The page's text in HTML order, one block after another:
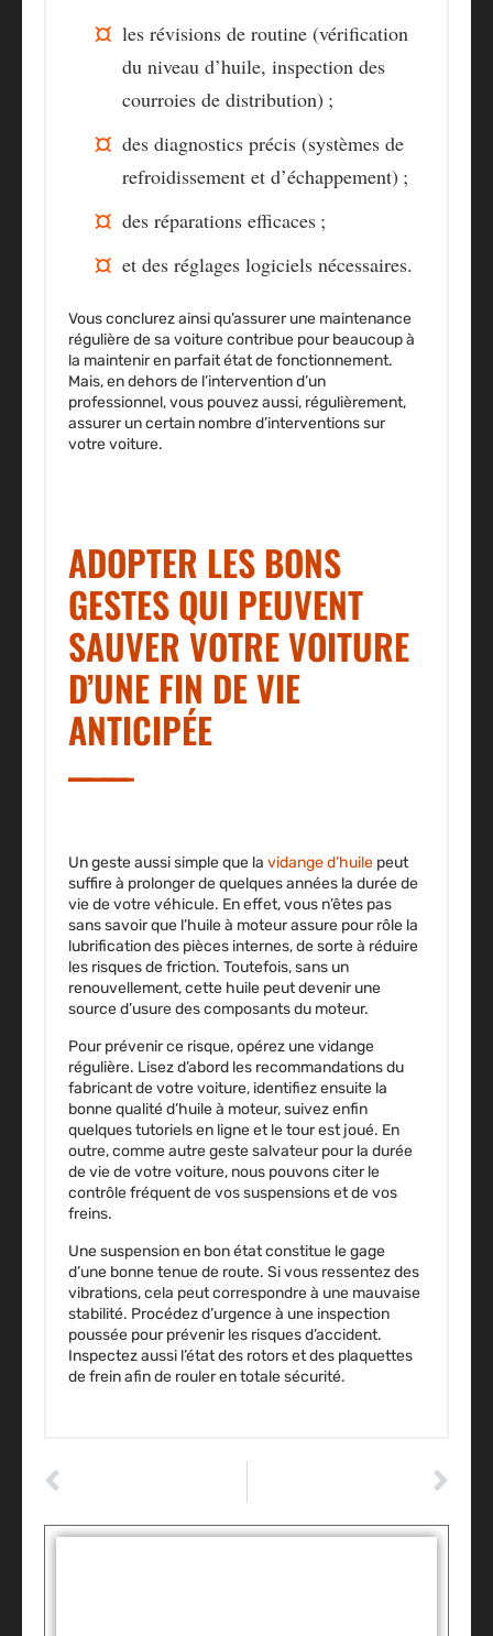
les révisions de routine (vérification
du niveau d’huile, inspection des
courroies de distribution) ;
des diagnostics précis (systèmes de
refroidissement et d’échappement) ;
des réparations efficaces ;
et des réglages logiciels nécessaires.
Vous conclurez ainsi qu’assurer une maintenance
régulière de sa voiture contribue pour beaucoup à
la maintenir en parfait état de fonctionnement.
Mais, en dehors de l’intervention d’un
professionnel, vous pouvez aussi, régulièrement,
assurer un certain nombre d’interventions sur
votre voiture.
ADOPTER LES BONS
GESTES QUI PEUVENT
SAUVER VOTRE VOITURE
D’UNE FIN DE VIE
ANTICIPÉE
Un geste aussi simple que la vidange d’huile peut
suffire à prolonger de quelques années la durée de
vie de votre véhicule. En effet, vous n’êtes pas
sans savoir que l’huile à moteur assure pour rôle la
lubrification des pièces internes, de sorte à réduire
les risques de friction. Toutefois, sans un
renouvellement, cette huile peut devenir une
source d’usure des composants du moteur.
Pour prévenir ce risque, opérez une vidange
régulière. Lisez d’abord les recommandations du
fabricant de votre voiture, identifiez ensuite la
bonne qualité d’huile à moteur, suivez enfin
quelques tutoriels en ligne et le tour est joué. En
outre, comme autre geste salvateur pour la durée
de vie de votre voiture, nous pouvons citer le
contrôle fréquent de vos suspensions et de vos
freins.
Une suspension en bon état constitue le gage
d’une bonne tenue de route. Si vous ressentez des
vibrations, cela peut correspondre à une mauvaise
stabilité. Procédez d’urgence à une inspection
poussée pour prévenir les risques d’accident.
Inspectez aussi l’état des rotors et des plaquettes
de frein afin de rouler en totale sécurité.